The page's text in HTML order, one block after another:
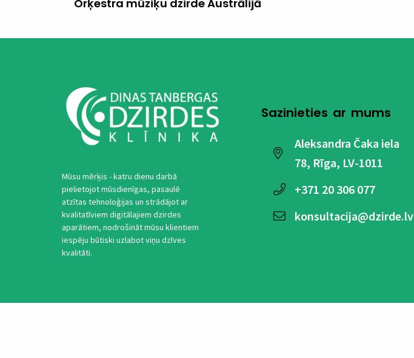
Orķestra mūziķu dzirde Austrālijā
Mūsu mērķis - katru dienu darbā
pielietojot mūsdienīgas, pasaulē
atzītas tehnoloģijas un strādājot ar
kvalitatīviem digitālajiem dzirdes
aparātiem, nodrošināt mūsu klientiem
iespēju būtiski uzlabot viņu dzīves
kvalitāti.
Sazinieties ar mums
Aleksandra Čaka iela
78, Rīga, LV-1011
+371 20 306 077
konsultacija@dzirde.lv